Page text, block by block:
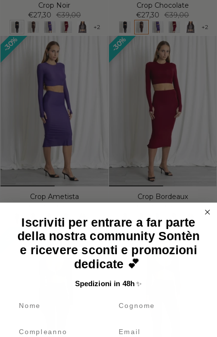
Crop Noir
€27,30
€39,00
+2
Crop Chocolate
€27,30
€39,00
+2
30%
Crop Ametista
+2
30%
Crop Bordeaux
30% 30%
Iscriviti per entrare a far parte
della nostra community Sontèn
e ricevere sconti e promozioni
dedicate 💕
Spedizioni in 48h✨